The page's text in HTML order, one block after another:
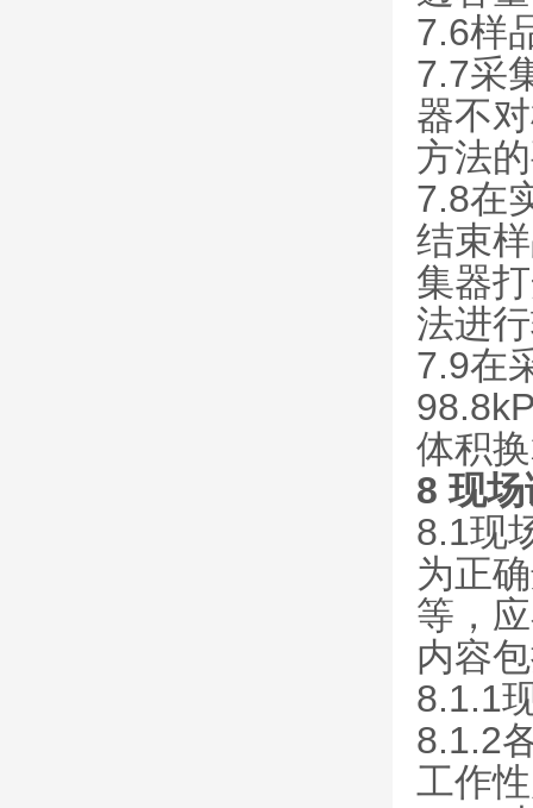
7.6样
7.7采
器不
方法
7.8在
结束
集器
法进
7.9在
体积
8 现
8.1现
为正
等，
内容
8.1.1
8.1.2
工作